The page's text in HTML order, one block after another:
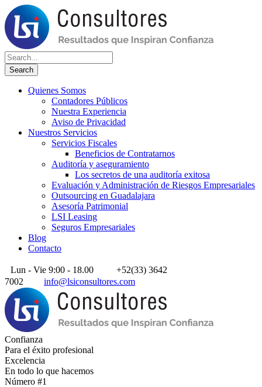
Quienes Somos
Contadores Públicos
Nuestra Experiencia
Aviso de Privacidad
Nuestros Servicios
Servicios Fiscales
Beneficios de Contratarnos
Auditoría y aseguramiento
Los secretos de una auditoría exitosa
Evaluación y Administración de Riesgos Empresariales
Outsourcing en Guadalajara
Asesoría Patrimonial
LSI Leasing
Seguros Empresariales
Blog
Contacto
Lun - Vie 9:00 - 18.00
+52(33) 3642
7002
info@lsiconsultores.com
Confianza
Para el éxito profesional
Excelencia
En todo lo que hacemos
Número #1